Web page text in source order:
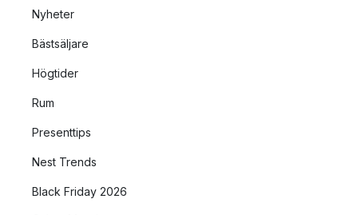
Nyheter
Bästsäljare
Högtider
Rum
Presenttips
Nest Trends
Black Friday 2026